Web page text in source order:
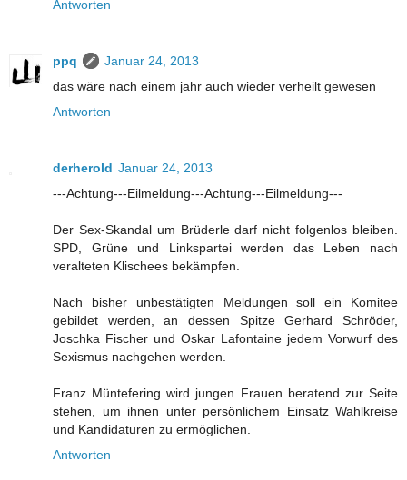
Antworten
ppq
Januar 24, 2013
das wäre nach einem jahr auch wieder verheilt gewesen
Antworten
derherold Januar 24, 2013
---Achtung---Eilmeldung---Achtung---Eilmeldung---
Der Sex-Skandal um Brüderle darf nicht folgenlos bleiben.
SPD, Grüne und Linkspartei werden das Leben nach
veralteten Klischees bekämpfen.
Nach bisher unbestätigten Meldungen soll ein Komitee
gebildet werden, an dessen Spitze Gerhard Schröder,
Joschka Fischer und Oskar Lafontaine jedem Vorwurf des
Sexismus nachgehen werden.
Franz Müntefering wird jungen Frauen beratend zur Seite
stehen, um ihnen unter persönlichem Einsatz Wahlkreise
und Kandidaturen zu ermöglichen.
Antworten